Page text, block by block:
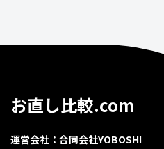
お直し比較.com
運営会社：合同会社YOBOSHI